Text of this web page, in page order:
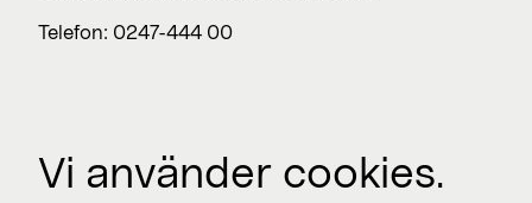
Telefon: 0247-444 00
Lediga jobb >
Vi använder cookies.